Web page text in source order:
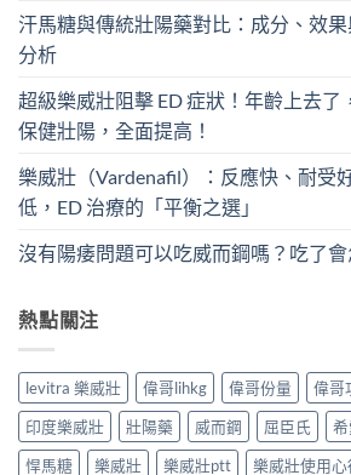
汗馬糖與傳統壯陽藥對比：成分、效
分析
超級樂威壯阻擊 ED 症狀！年齡上去了
保健壯陽，全面提高！
樂威壯（Vardenafil）：反應快、耐受
低，ED 治療的「平衡之選」
沒有陽痿問題可以吃威而鋼嗎？吃了會
熱點關注
levitra 樂威壯 偉哥lihkg 偉哥份量 偉哥
印度樂威壯
壯陽藥 威而鋼 屈臣氏
悍馬糖
樂威壯 樂威壯ptt 樂威壯使用心